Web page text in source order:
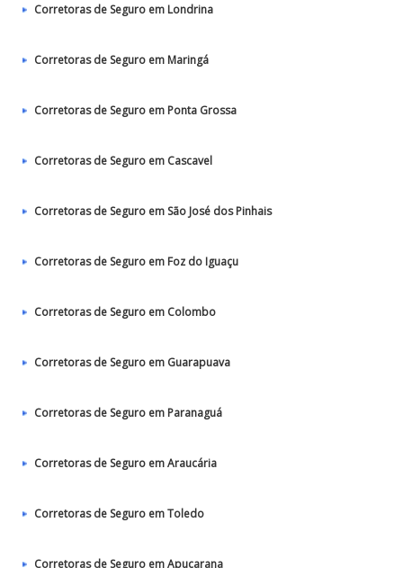
Corretoras de Seguro em Londrina
Corretoras de Seguro em Maringá
Corretoras de Seguro em Ponta Grossa
Corretoras de Seguro em Cascavel
Corretoras de Seguro em São José dos Pinhais
Corretoras de Seguro em Foz do Iguaçu
Corretoras de Seguro em Colombo
Corretoras de Seguro em Guarapuava
Corretoras de Seguro em Paranaguá
Corretoras de Seguro em Araucária
Corretoras de Seguro em Toledo
Corretoras de Seguro em Apucarana